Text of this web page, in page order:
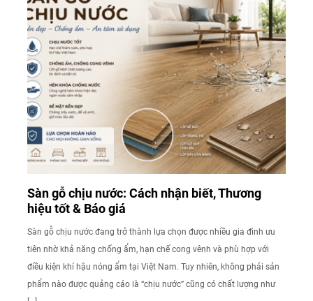
Sàn gỗ chịu nước: Cách nhận biết, Thương
hiệu tốt & Báo giá
Sàn gỗ chịu nước đang trở thành lựa chọn được nhiều gia đình ưu
tiên nhờ khả năng chống ẩm, hạn chế cong vênh và phù hợp với
điều kiện khí hậu nóng ẩm tại Việt Nam. Tuy nhiên, không phải sản
phẩm nào được quảng cáo là “chịu nước” cũng có chất lượng như